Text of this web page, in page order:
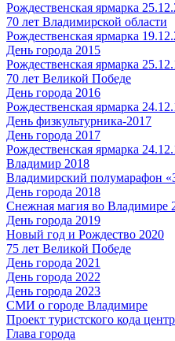
Рождественская ярмарка
70 лет Владимирской области
Рождественская ярмарка
День города 2015
Рождественская ярмарка
70 лет Великой Победе
День города 2016
Рождественская ярмарка
День физкультурника-2017
День города 2017
Рождественская ярмарка
Владимир 2018
Владимирский полумарафон
День города 2018
Снежная магия во Владимире
День города 2019
Новый год и Рождество 2020
75 лет Великой Победе
День города 2021
День города 2022
День города 2023
СМИ о городе Владимире
Проект туристского кода
Глава города